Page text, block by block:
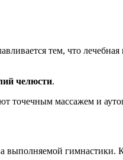
тем, что
челюсти.
точечным массажем и
выполняемой